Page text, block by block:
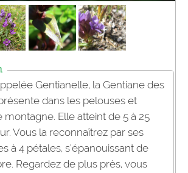
Gentianelle, la Gentiane des
dans les pelouses et
montagne. Elle atteint de 5 à 25
Vous la reconnaîtrez par ses
à 4 pétales, s’épanouissant de
Regardez de plus près, vous